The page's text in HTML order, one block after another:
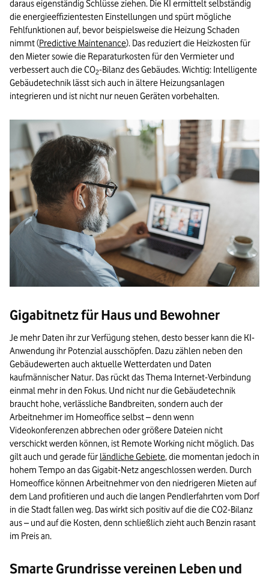
daraus eigenständig Schlüsse ziehen. Die KI ermittelt selbständig
die energieeffizientesten Einstellungen und spürt mögliche
Fehlfunktionen auf, bevor beispielsweise die Heizung Schaden
nimmt (Predictive Maintenance). Das reduziert die Heizkosten für
den Mieter sowie die Reparaturkosten für den Vermieter und
verbessert auch die CO2-Bilanz des Gebäudes. Wichtig: Intelligente
Gebäudetechnik lässt sich auch in ältere Heizungsanlagen
integrieren und ist nicht nur neuen Geräten vorbehalten.
Gigabitnetz für Haus und Bewohner
Je mehr Daten ihr zur Verfügung stehen, desto besser kann die KI-
Anwendung ihr Potenzial ausschöpfen. Dazu zählen neben den
Gebäudewerten auch aktuelle Wetterdaten und Daten
kaufmännischer Natur. Das rückt das Thema Internet-Verbindung
einmal mehr in den Fokus. Und nicht nur die Gebäudetechnik
braucht hohe, verlässliche Bandbreiten, sondern auch der
Arbeitnehmer im Homeoffice selbst – denn wenn
Videokonferenzen abbrechen oder größere Dateien nicht
verschickt werden können, ist Remote Working nicht möglich. Das
gilt auch und gerade für ländliche Gebiete, die momentan jedoch in
hohem Tempo an das Gigabit-Netz angeschlossen werden. Durch
Homeoffice können Arbeitnehmer von den niedrigeren Mieten auf
dem Land profitieren und auch die langen Pendlerfahrten vom Dorf
in die Stadt fallen weg. Das wirkt sich positiv auf die die CO2-Bilanz
aus – und auf die Kosten, denn schließlich zieht auch Benzin rasant
im Preis an.
Smarte Grundrisse vereinen Leben und